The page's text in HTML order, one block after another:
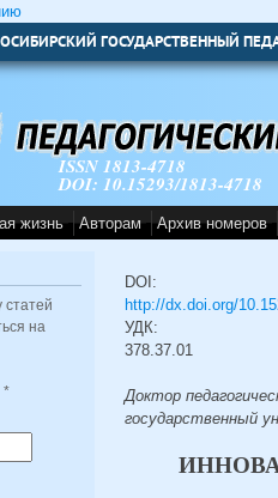
ГОСУДАРСТВЕННЫЙ
ISSN 1813-4718
DOI: 10.15293/1813-4718
жизнь Авторам Архив номеров
статей
на
*
DOI:
http://dx.doi.org/
УДК:
378.37.01
Доктор
государственный